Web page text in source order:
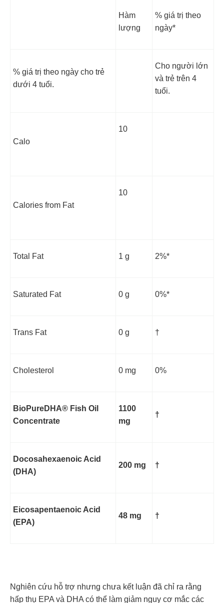
Hàm
lượng
% giá trị theo
ngày*
% giá trị theo ngày cho trẻ
dưới 4 tuổi.
Cho người lớn
và trẻ trên 4
tuổi.
Calo
10
Calories from Fat
10
Total Fat 1 g 2%*
Saturated Fat 0 g 0%*
Trans Fat 0 g †
Cholesterol 0 mg 0%
BioPureDHA® Fish Oil
Concentrate
1100
mg
†
Docosahexaenoic Acid
(DHA)
200 mg †
Eicosapentaenoic Acid
(EPA)
48 mg †
Nghiên cứu hỗ trợ nhưng chưa kết luận đã chỉ ra rằng
hấp thụ EPA và DHA có thể làm giảm nguy cơ mắc các